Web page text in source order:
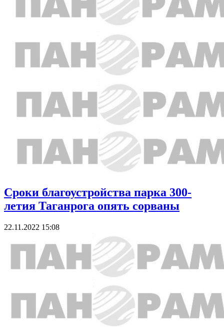
Сроки благоустройства парка 300-
летия Таганрога опять сорваны
22.11.2022 15:08